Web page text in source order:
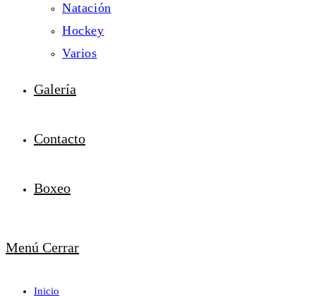
Natación
Hockey
Varios
Galería
Contacto
Boxeo
Menú Cerrar
Inicio